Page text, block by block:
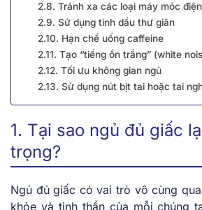
2.8. Tránh xa các loại máy móc
2.9. Sử dụng tinh dầu thư giãn
2.10. Hạn chế uống caffeine
2.11. Tạo “tiếng ồn trắng” (white
2.12. Tối ưu không gian ngủ
2.13. Sử dụng nút bịt tai hoặc tai
1. Tại sao ngủ đủ giấc
trọng?
Ngủ đủ giấc có vai trò vô cùng
khỏe và tinh thần của mỗi chúng